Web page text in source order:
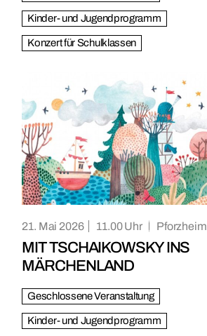
Kinder- und Jugendprogramm
Konzert für Schulklassen
21. Mai 2026 11.00 Pforzheim
MIT TSCHAIKOWSKY INS
MÄRCHENLAND
Geschlossene Veranstaltung
Kinder- und Jugendprogramm